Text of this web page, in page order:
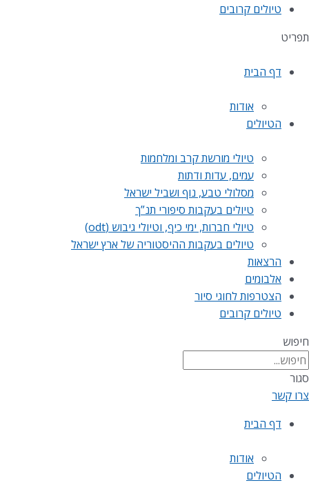
טיולים קרובים
תפריט
דף הבית
אודות
הטיולים
טיולי מורשת קרב ומלחמות
עמים, עדות ודתות
מסלולי טבע, נוף ושביל ישראל
טיולים בעקבות סיפורי תנ”ך
טיולי חברות, ימי כיף, וטיולי גיבוש (odt)
טיולים בעקבות ההיסטוריה של ארץ ישראל
הרצאות
אלבומים
הצטרפות לחוגי סיור
טיולים קרובים
חיפוש
סגור
צרו קשר
דף הבית
אודות
הטיולים